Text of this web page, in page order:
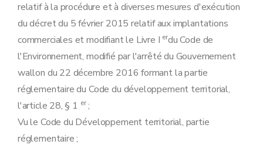
relatif à la procédure et à diverses mesures d'exécution
du décret du 5 février 2015 relatif aux implantations
commerciales et modifiant le Livre I erdu Code de
l'Environnement, modifié par l'arrêté du Gouvernement
wallon du 22 décembre 2016 formant la partie
réglementaire du Code du développement territorial,
l'article 28, § 1 er;
Vu le Code du Développement territorial, partie
réglementaire ;